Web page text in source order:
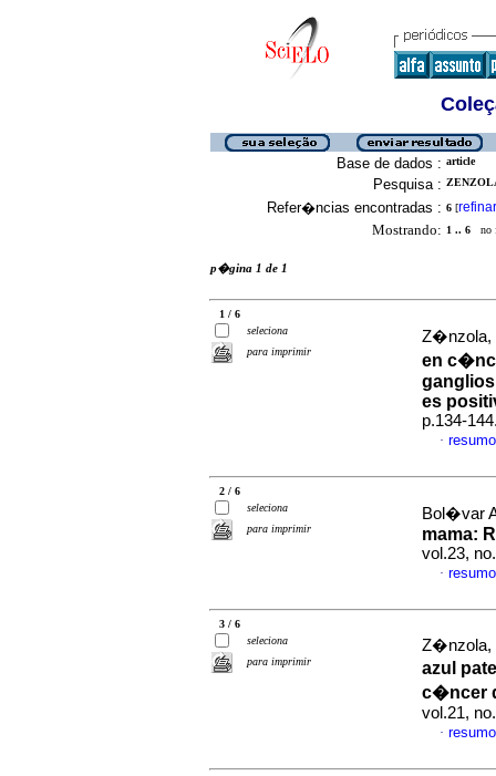
Base de dados : article
Pesquisa :
Refer�ncias encontradas : 6 [refinar
Mostrando: 1 .. 6 no
p�gina 1 de 1
1 / 6
seleciona
para imprimir
en
es
p.134-
·
2 / 6
seleciona
para imprimir
Bol�var
mama:
vol.23,
·
3 / 6
seleciona
para imprimir
azul
c�ncer
vol.21,
·